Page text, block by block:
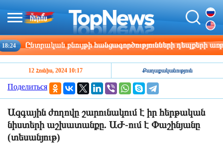
Ընտրական բնույթի հանցագործությունների դեպքերի առթիվ
12 Հունիս, 2024 10:17 Քաղաքականություն
Поделиться
Ազգային ժողովը շարունակում է իր հերթական
նիստերի աշխատանքը. ԱԺ-ում է Փաշինյանը
(տեսանյութ)